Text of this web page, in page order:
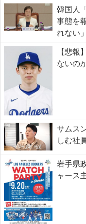
韓国人
事態を
れない」
【悲
ないの
サムス
しむ社
岩手県
ャース